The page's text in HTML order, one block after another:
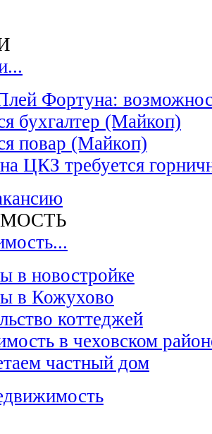
Фортуна:
бухгалтер (Майкоп)
повар (Майкоп)
ЦКЗ требуется
в новостройке
в Кожухово
коттеджей
в чеховском
частный дом